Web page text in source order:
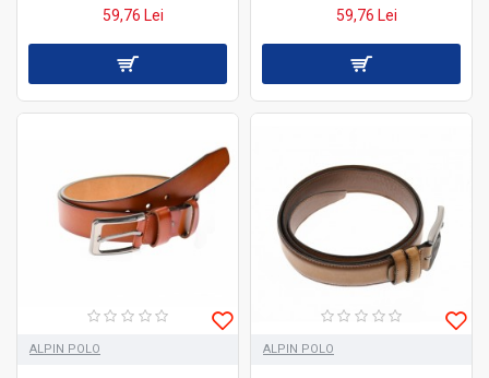
59,76 Lei 59,76 Lei
ALPIN POLO ALPIN POLO